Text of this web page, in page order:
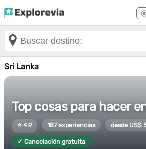
Sri Lanka
Top cosas para hacer
⭐ 4.9 187 experiencias desde US$
✓ Cancelación gratuita